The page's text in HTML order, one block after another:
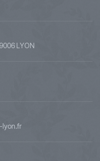
LYON
lyon.fr